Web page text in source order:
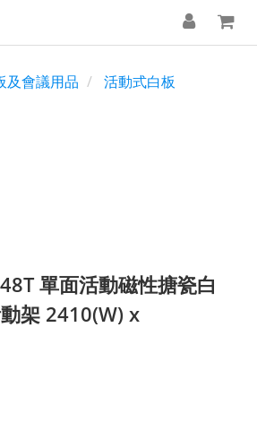
及會議用品 活動式白板
單面活動磁性搪瓷白
架 2410(W) x